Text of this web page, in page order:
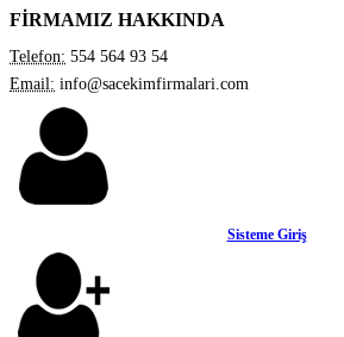
FİRMAMIZ HAKKINDA
Telefon: 554 564 93 54
Email: info@sacekimfirmalari.com
Sisteme Giriş